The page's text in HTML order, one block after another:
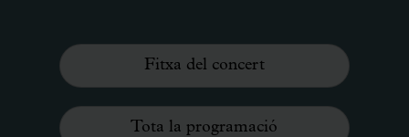
Fitxa del concert
Tota la programació